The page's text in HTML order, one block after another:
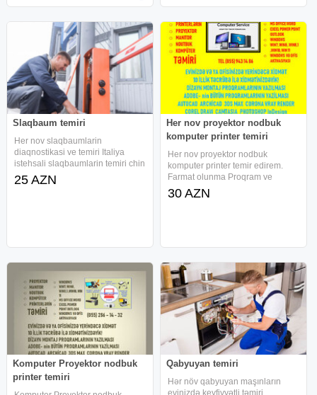
Slaqbaum temiri
Her nov slaqbaumlarin
diaqnostikasi ve temiri Italiya
istehsali slaqbaumlarin temiri chin
slaqbaumlarin temiri rusiya
slaqbaumlarin temiri Belarusiya
25 AZN
Her nov proyektor nodbuk
komputer printer temiri
Her nov proyektor nodbuk
komputer printer temir edirem.
Farmat olunma Proqram ve
antivirus yazilmasi Manitor ve
ekranlarin deyisdirilmesi
30 AZN
Komputer Proyektor nodbuk
printer temiri
Qabyuyan temiri
Hər növ qabyuyan maşınların
evinizdə keyfiyyətli təmiri